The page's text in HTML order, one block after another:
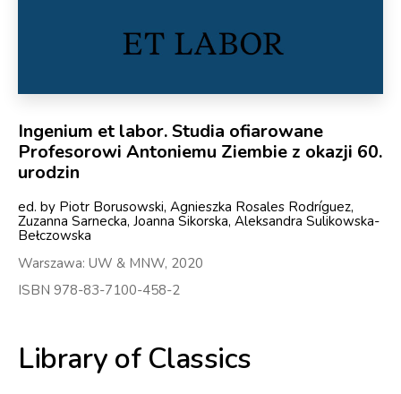
Ingenium et labor. Studia ofiarowane
Profesorowi Antoniemu Ziembie z okazji 60.
urodzin
ed. by Piotr Borusowski, Agnieszka Rosales Rodríguez,
Zuzanna Sarnecka, Joanna Sikorska, Aleksandra Sulikowska-
Bełczowska
Warszawa: UW & MNW, 2020
ISBN 978-83-7100-458-2
Library of Classics